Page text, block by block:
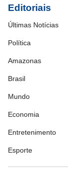
Editoriais
Últimas Notícias
Política
Amazonas
Brasil
Mundo
Economia
Entretenimento
Esporte